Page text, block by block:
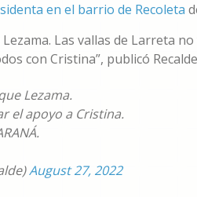
en el barrio de Recoleta
Las vallas de Larreta
con Cristina”, publicó
Lezama.
el apoyo a Cristina.
August 27, 2022